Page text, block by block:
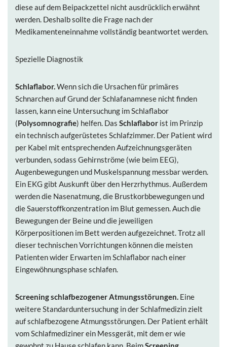
diese auf dem Beipackzettel nicht ausdrücklich erwähnt
werden. Deshalb sollte die Frage nach der
Medikamenteneinnahme vollständig beantwortet werden.
Spezielle Diagnostik
Schlaflabor.Wenn sich die Ursachen für primäres
Schnarchen auf Grund der Schlafanamnese nicht finden
lassen, kann eine Untersuchung im Schlaflabor
(Polysomnografie) helfen. Das Schlaflabor ist im Prinzip
ein technisch aufgerüstetes Schlafzimmer. Der Patient wird
per Kabel mit entsprechenden Aufzeichnungsgeräten
verbunden, sodass Gehirnströme (wie beim EEG),
Augenbewegungen und Muskelspannung messbar werden.
Ein EKG gibt Auskunft über den Herzrhythmus. Außerdem
werden die Nasenatmung, die Brustkorbbewegungen und
die Sauerstoffkonzentration im Blut gemessen. Auch die
Bewegungen der Beine und die jeweiligen
Körperpositionen im Bett werden aufgezeichnet. Trotz all
dieser technischen Vorrichtungen können die meisten
Patienten wider Erwarten im Schlaflabor nach einer
Eingewöhnungsphase schlafen.
Screening schlafbezogener Atmungsstörungen. Eine
weitere Standarduntersuchung in der Schlafmedizin zielt
auf schlafbezogene Atmungsstörungen. Der Patient erhält
vom Schlafmediziner ein Messgerät, mit dem er wie